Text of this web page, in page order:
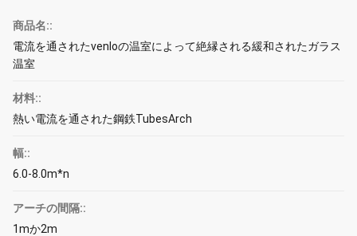
商品名::
電流を通されたvenloの温室によって絶縁される緩和されたガラス
温室
材料::
熱い電流を通された鋼鉄TubesArch
幅::
6.0-8.0m*n
アーチの間隔::
1mか2m